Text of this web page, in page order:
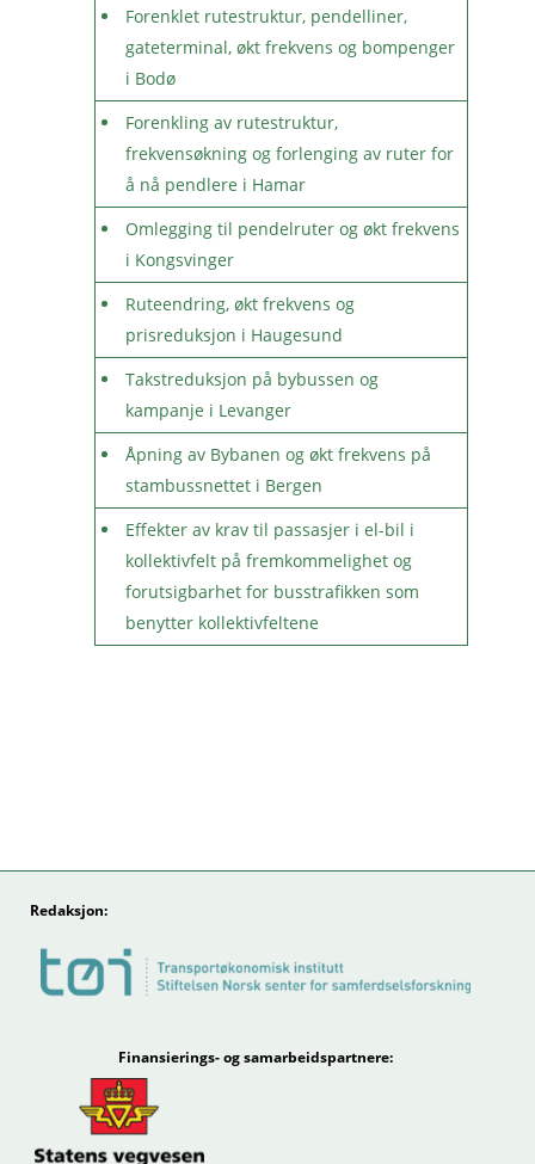
Forenklet rutestruktur, pendelliner,
gateterminal, økt frekvens og bompenger
i Bodø
Forenkling av rutestruktur,
frekvensøkning og forlenging av ruter for
å nå pendlere i Hamar
Omlegging til pendelruter og økt frekvens
i Kongsvinger
Ruteendring, økt frekvens og
prisreduksjon i Haugesund
Takstreduksjon på bybussen og
kampanje i Levanger
Åpning av Bybanen og økt frekvens på
stambussnettet i Bergen
Effekter av krav til passasjer i el-bil i
kollektivfelt på fremkommelighet og
forutsigbarhet for busstrafikken som
benytter kollektivfeltene
Redaksjon:
Finansierings- og samarbeidspartnere: